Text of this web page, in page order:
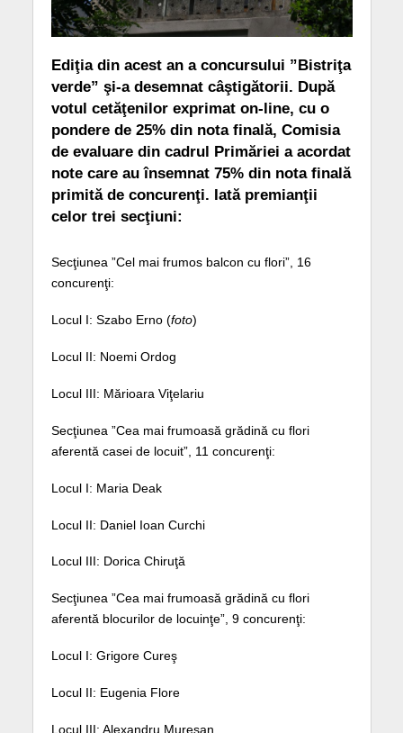
Ediţia din acest an a concursului ”Bistriţa
verde” şi-a desemnat câştigătorii. După
votul cetăţenilor exprimat on-line, cu o
pondere de 25% din nota finală, Comisia
de evaluare din cadrul Primăriei a acordat
note care au însemnat 75% din nota finală
primită de concurenţi. Iată premianţii
celor trei secţiuni:
Secţiunea ”Cel mai frumos balcon cu flori”, 16
concurenţi:
Locul I: Szabo Erno (foto)
Locul II: Noemi Ordog
Locul III: Mărioara Viţelariu
Secţiunea ”Cea mai frumoasă grădină cu flori
aferentă casei de locuit”, 11 concurenţi:
Locul I: Maria Deak
Locul II: Daniel Ioan Curchi
Locul III: Dorica Chiruţă
Secţiunea ”Cea mai frumoasă grădină cu flori
aferentă blocurilor de locuinţe”, 9 concurenţi:
Locul I: Grigore Cureş
Locul II: Eugenia Flore
Locul III: Alexandru Mureşan